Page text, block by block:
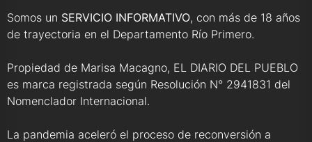
Somos un SERVICIO INFORMATIVO, con más de 18 años
de trayectoria en el Departamento Río Primero.
Propiedad de Marisa Macagno, EL DIARIO DEL PUEBLO
es marca registrada según Resolución N° 2941831 del
Nomenclador Internacional.
La pandemia aceleró el proceso de reconversión a